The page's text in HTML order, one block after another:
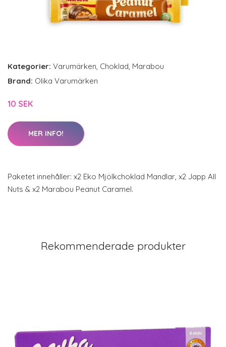
Kategorier: Varumärken, Choklad, Marabou
Brand: Olika Varumärken
10 SEK
MER INFO!
Paketet innehåller: x2 Eko Mjölkchoklad Mandlar, x2 Japp All
Nuts & x2 Marabou Peanut Caramel.
Rekommenderade produkter